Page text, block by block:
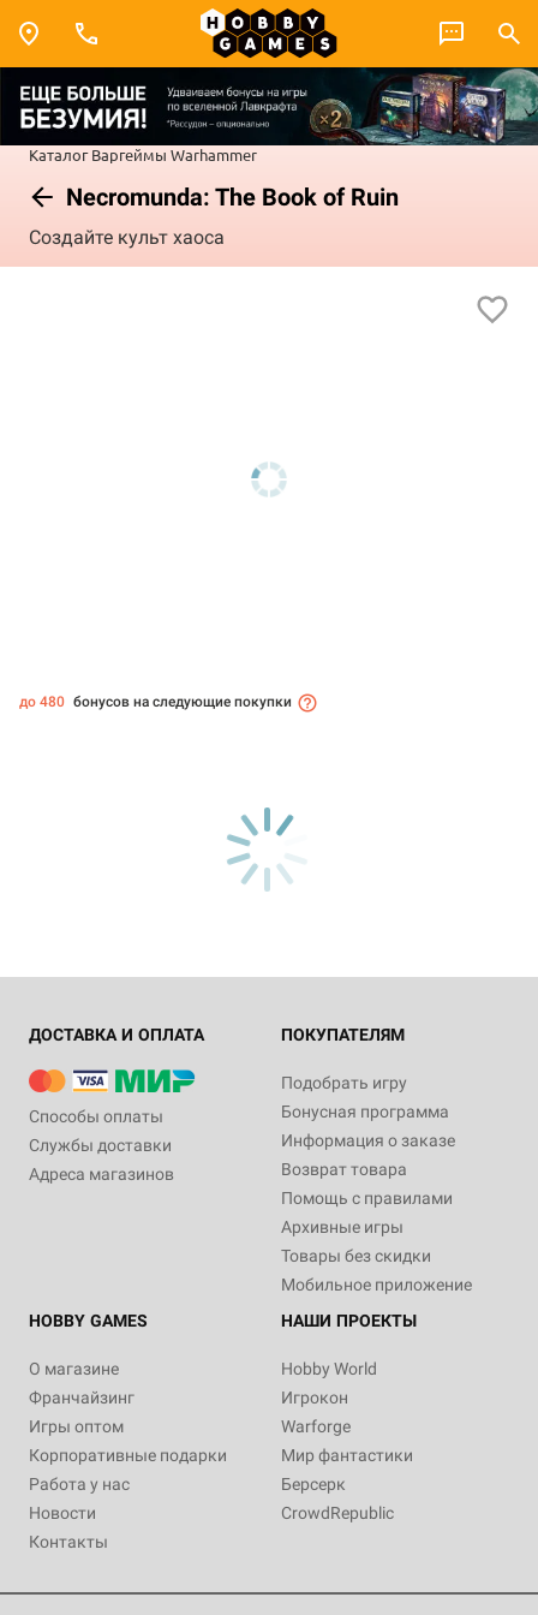
Каталог Варгеймы Warhammer
Necromunda: The Book of Ruin
Создайте культ хаоса
до 480 бонусов на следующие покупки
ДОСТАВКА И ОПЛАТА
Способы оплаты
Службы доставки
Адреса магазинов
ПОКУПАТЕЛЯМ
Подобрать игру
Бонусная программа
Информация о заказе
Возврат товара
Помощь с правилами
Архивные игры
Товары без скидки
Мобильное приложение
HOBBY GAMES
О магазине
Франчайзинг
Игры оптом
Корпоративные подарки
Работа у нас
Новости
Контакты
НАШИ ПРОЕКТЫ
Hobby World
Игрокон
Warforge
Мир фантастики
Берсерк
CrowdRepublic